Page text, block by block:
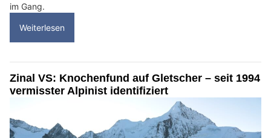
im Gang.
Weiterlesen
Zinal VS: Knochenfund auf Gletscher – seit 1994
vermisster Alpinist identifiziert